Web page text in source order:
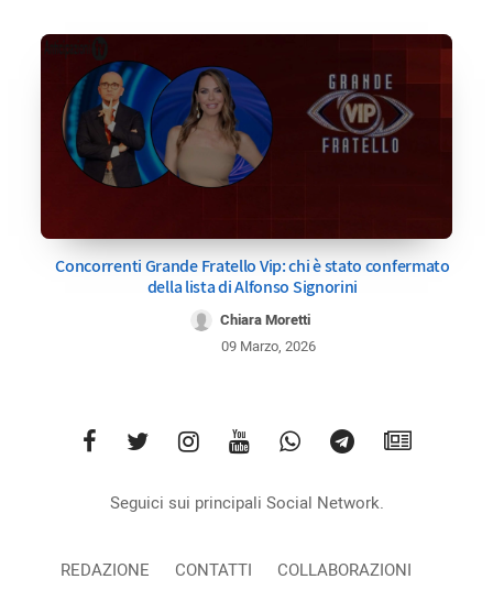
Concorrenti Grande Fratello Vip: chi è stato confermato
della lista di Alfonso Signorini
Chiara Moretti
09 Marzo, 2026
Seguici sui principali Social Network.
REDAZIONE CONTATTI COLLABORAZIONI